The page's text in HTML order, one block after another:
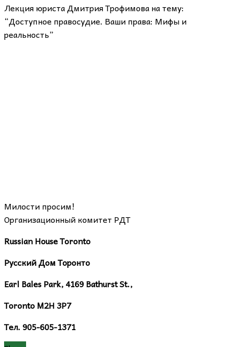
Лекция юриста Дмитрия Трофимова на тему:
“Доступное правосудие. Ваши права: Мифы и
реальность”
Милости просим!
Организационный комитет РДТ
Russian House Toronto
Русский Дом Торонто
Earl Bales Park, 4169 Bathurst St.,
Toronto M2Н 3P7
Тел. 905-605-1371